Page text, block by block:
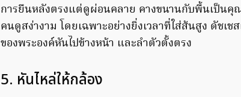
การยืนหลังตรงแต่ดูผ่อนคลาย คางขนานกับพื้นเป็น
คนดูสง่างาม โดยเฉพาะอย่างยิ่งเวลาที่ใส่ส้นสูง ดัชเ
ของพระองค์หันไปข้างหน้า และลำตัวตั้งตรง
5. หันไหล่ให้กล้อง